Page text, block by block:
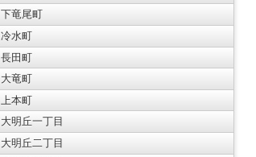
下竜尾町
冷水町
長田町
大竜町
上本町
大明丘一丁目
大明丘二丁目